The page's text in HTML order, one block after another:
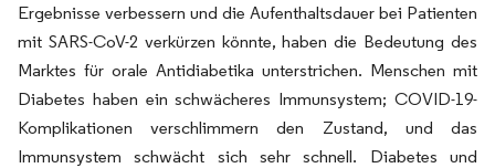
Ergebnisse verbessern und die Aufenthaltsdauer bei Patienten
mit SARS-CoV-2 verkürzen könnte, haben die Bedeutung des
Marktes für orale Antidiabetika unterstrichen. Menschen mit
Diabetes haben ein schwächeres Immunsystem; COVID-19-
Komplikationen verschlimmern den Zustand, und das
Immunsystem schwächt sich sehr schnell. Diabetes und